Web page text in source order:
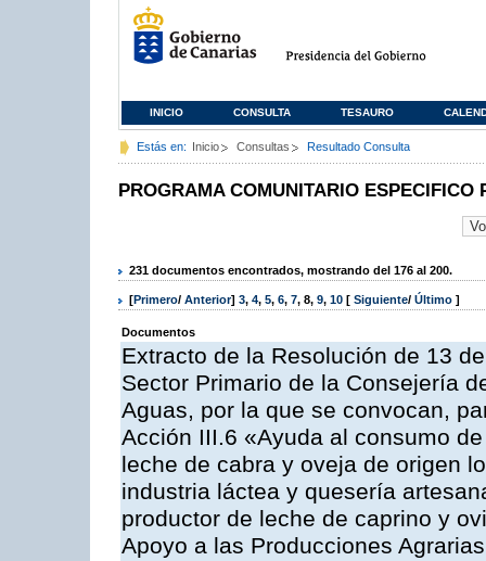
INICIO CONSULTA TESAURO
Estás en: Inicio Consultas Resultado Consulta
PROGRAMA COMUNITARIO ESPECIFICO
231 documentos encontrados, mostrando del 176 al 200.
[Primero/ Anterior] 3, 4, 5, 6, 7, 8, 9, 10 [ Siguiente/ Último ]
Documentos
Extracto de la Resolución de 13
Sector Primario de la Consejería
Aguas, por la que se convocan,
Acción III.6 «Ayuda al consumo
leche de cabra y oveja de origen
industria láctea y quesería
productor de leche de caprino y
Apoyo a las Producciones